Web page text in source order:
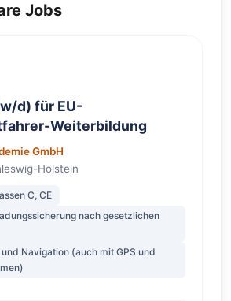
Jobs
d) für EU-
Weiterbildung
GmbH
Holstein
C, CE
nach gesetzlichen
Navigation (auch mit GPS und